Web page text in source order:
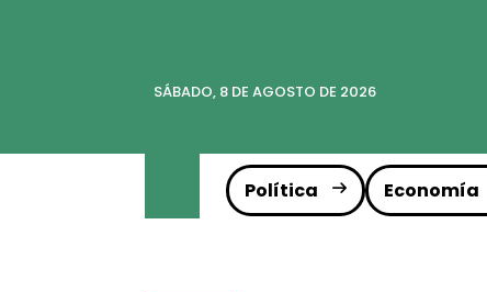
SÁBADO, 8 DE AGOSTO DE 2026
Política Economía